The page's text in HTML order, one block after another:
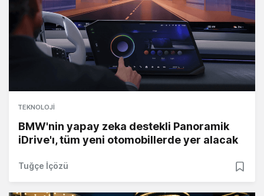
TEKNOLOJI
BMW'nin yapay zeka destekli Panoramik
iDrive'ı, tüm yeni otomobillerde yer alacak
Tuğçe İçözü